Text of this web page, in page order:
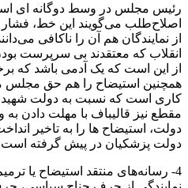
رئیس مجلس در وسط دوگانه ای
اصلاح‌طلب می‌گویند این خط،
از نمایندگان هم آن را ناکافی
انقلاب که معتقدند بی سرپرست
از این است که یک آدمی باشد که
همچنین استیضاح را هم حق مجلس
کاری است که نسبت به دولت
مقطع نیز قالیباف با مهلت دادن به
دولت، استیضاح ها را به تاخیر
دولت پزشکیان در پیش گرفته
4- رسانه‌های منتقد استیضاح یا